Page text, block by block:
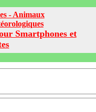
- Animaux
Smartphones et